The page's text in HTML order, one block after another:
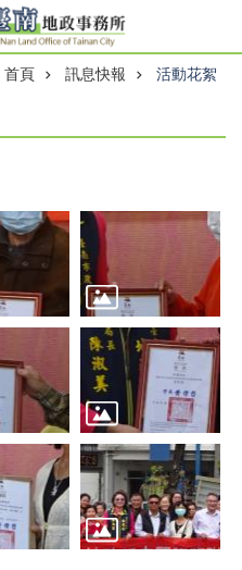
首頁 訊息快報 活動花絮